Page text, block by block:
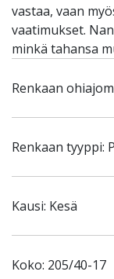
vastaa, vaan
vaatimukset.
minkä tahansa
Renkaan
Renkaan tyyppi:
Kausi: Kesä
Koko: 205/40-17